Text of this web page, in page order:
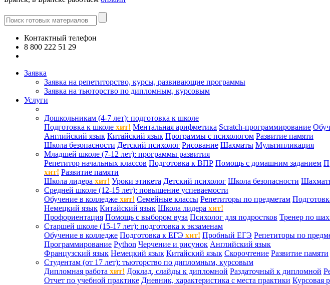
Контактный телефон
8 800 222 51 29
Заявка
Заявка на репетиторство, курсы, развивающие программы
Заявка на тьюторство по дипломным, курсовым
Услуги
Дошкольникам (4-7 лет): подготовка к школе
Подготовка к школе хит! Ментальная арифметика Scratch-программирование
Английский язык Китайский язык Программы с психологом Развитие памяти
Школа безопасности Детский психолог Рисование Шахматы Мультипликация
Младшей школе (7-12 лет): программы развития
Репетитор начальных классов Подготовка к ВПР Помощь с домашним заданием
хит! Развитие памяти
Школа лидера хит! Уроки этикета Детский психолог Школа безопасности
Средней школе (12-15 лет): повышение успеваемости
Обучение в колледже хит! Семейные классы Репетиторы по предметам
Немецкий язык Китайский язык Школа лидера хит!
Профориентация Помощь с выбором вуза Психолог для подростков Тренер по
Старшей школе (15-17 лет): подготовка к экзаменам
Обучение в колледже Подготовка к ЕГЭ хит! Пробный ЕГЭ Репетиторы по
Программирование Python Черчение и рисунок Английский язык
Французский язык Немецкий язык Китайский язык Скорочтение Развитие памяти
Студентам (от 17 лет): тьюторство по дипломным, курсовым
Дипломная работа хит! Доклад, слайды к дипломной Раздаточный к дипломной
Отчет по учебной практике Дневник, характеристика с места практики Курсовая